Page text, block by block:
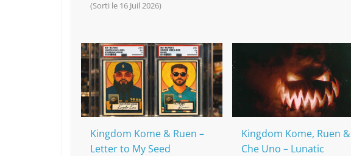
(Sorti le 16 Juil 2026)
Kingdom Kome & Ruen –
Letter to My Seed
Kingdom Kome, Ruen &
Che Uno – Lunatic